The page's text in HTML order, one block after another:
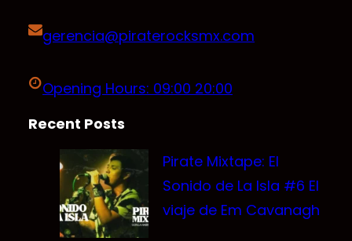
gerencia@piraterocksmx.com
Opening Hours: 09:00 20:00
Recent Posts
Pirate Mixtape: El
Sonido de La Isla #6 El
viaje de Em Cavanagh